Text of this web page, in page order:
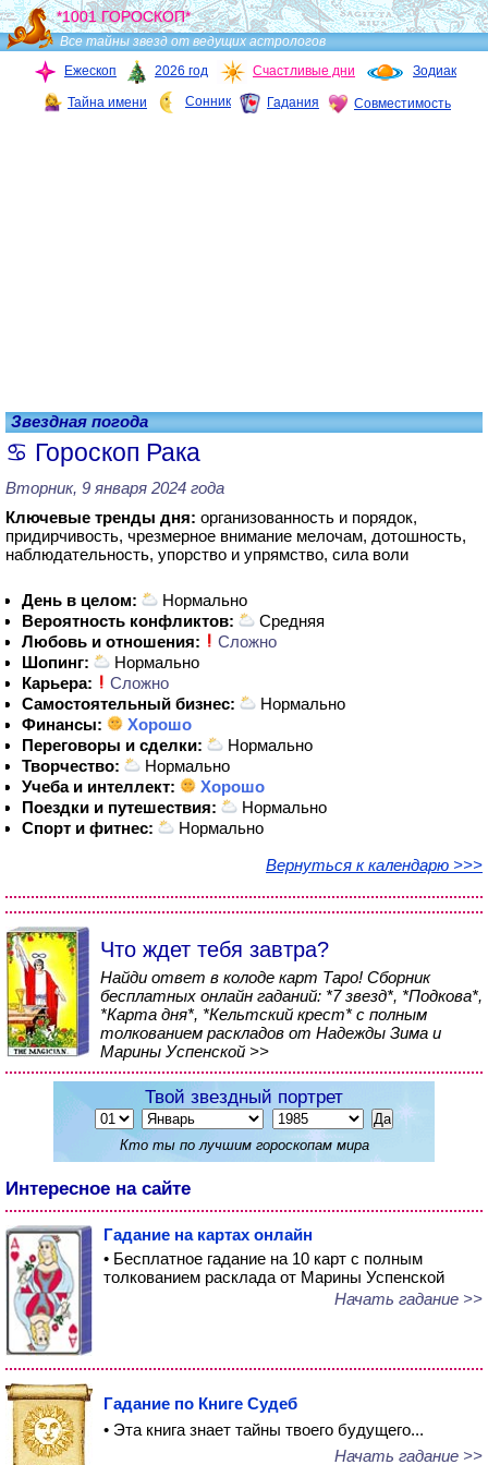
*1001 ГОРОСКОП*
Все тайны звезд от ведущих астрологов
Ежескоп
2026 год Счастливые дни Зодиак
Тайна имени Сонник Гадания Совместимость
Звездная погода
Гороскоп Рака
Вторник, 9 января 2024 года
Ключевые тренды дня: организованность и порядок,
придирчивость, чрезмерное внимание мелочам, дотошность,
наблюдательность, упорство и упрямство, сила воли
День в целом:
Нормально
Вероятность конфликтов:
Средняя
Любовь и отношения:
Сложно
Шопинг:
Нормально
Карьера:
Сложно
Самостоятельный бизнес:
Нормально
Финансы:
Хорошо
Переговоры и сделки:
Нормально
Творчество:
Нормально
Учеба и интеллект:
Хорошо
Поездки и путешествия:
Нормально
Спорт и фитнес:
Нормально
Вернуться к календарю >>>
Что ждет тебя завтра?
Найди ответ в колоде карт Таро! Сборник
бесплатных онлайн гаданий: *7 звезд*, *Подкова*,
*Карта дня*, *Кельтский крест* с полным
толкованием раскладов от Надежды Зима и
Марины Успенской >>
Твой звездный портрет
Кто ты по лучшим гороскопам мира
Интересное на сайте
Гадание на картах онлайн
• Бесплатное гадание на 10 карт с полным
толкованием расклада от Марины Успенской
Начать гадание >>
Гадание по Книге Судеб
• Эта книга знает тайны твоего будущего...
Начать гадание >>